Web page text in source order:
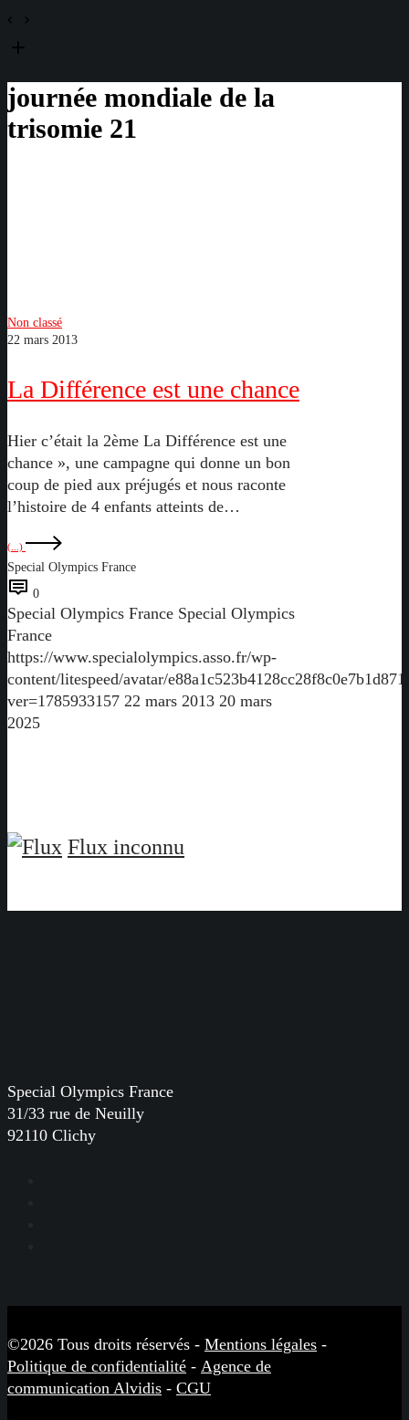
journée mondiale de la
trisomie 21
La
Différence
une
Non classé
22 mars 2013
La Différence est une chance
Hier c’était la 2ème La Différence est une
chance », une campagne qui donne un bon
coup de pied aux préjugés et nous raconte
l’histoire de 4 enfants atteints de…
(...)
Special Olympics France
0
Special Olympics France Special Olympics
France
https://www.specialolympics.asso.fr/wp-
content/litespeed/avatar/
ver=1785933157 22 mars 2013 20 mars
2025
Flux inconnu
Special Olympics France
31/33 rue de Neuilly
92110 Clichy
©2026 Tous droits réservés - Mentions légales -
Politique de confidentialité - Agence de
communication Alvidis - CGU